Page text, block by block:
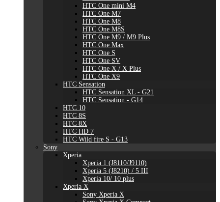
HTC One mini M4
HTC One M7
HTC One M8
HTC One M8S
HTC One M9 / M9 Plus
HTC One Max
HTC One S
HTC One SV
HTC One X / X Plus
HTC One X9
HTC Sensation
HTC Sensation XL - G21
HTC Sensation - G14
HTC 10
HTC 8S
HTC 8X
HTC HD 7
HTC Wild fire S - G13
Sony
Xperia
Xperia 1 (J8110/J9110)
Xperia 5 (J8210) / 5 III
Xperia 10/ 10 plus
Xperia X
Sony Xperia X